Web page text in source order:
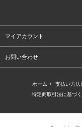
マイアカウント
お問い合わせ
ホーム / 支払い方法
特定商取引法に基づ